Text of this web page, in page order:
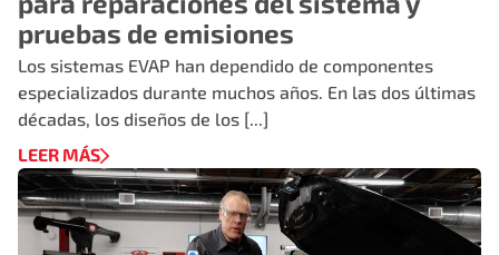
pruebas de emisiones
Los sistemas EVAP han dependido de componentes
especializados durante muchos años. En las dos últimas
décadas, los diseños de los [...]
LEER MÁS